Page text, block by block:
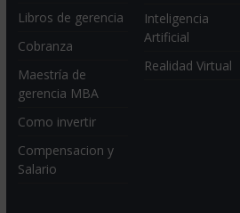
Libros de gerencia
Cobranza
Maestría de
gerencia MBA
Como invertir
Compensacion y
Salario
Inteligencia
Artificial
Realidad Virtual